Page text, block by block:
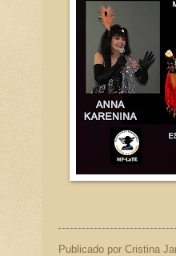
Publicado por Cristina